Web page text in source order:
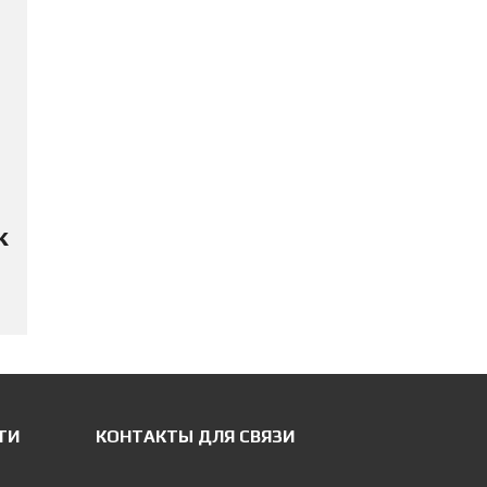
КОНТАКТЫ ДЛЯ СВЯЗИ